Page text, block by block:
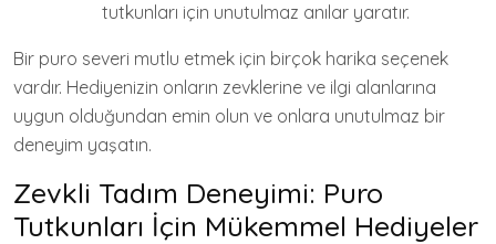
tutkunları için unutulmaz anılar yaratır.
Bir puro severi mutlu etmek için birçok harika seçenek
vardır. Hediyenizin onların zevklerine ve ilgi alanlarına
uygun olduğundan emin olun ve onlara unutulmaz bir
deneyim yaşatın.
Zevkli Tadım Deneyimi: Puro
Tutkunları İçin Mükemmel Hediyeler